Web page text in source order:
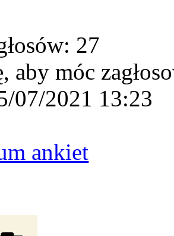
27
aby móc
07/2021 13:23
ankiet